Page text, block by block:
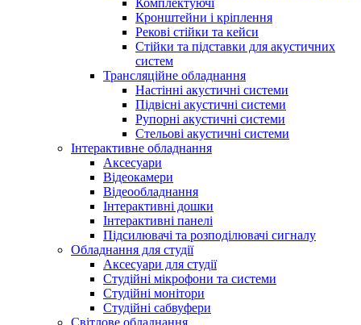
Комплектуючі
Кронштейни і кріплення
Рекові стійки та кейси
Стійки та підставки для акустичних
систем
Трансляційне обладнання
Настінні акустичні системи
Підвісні акустичні системи
Рупорні акустичні системи
Стельові акустичні системи
Інтерактивне обладнання
Аксесуари
Відеокамери
Відеообладнання
Інтерактивні дошки
Інтерактивні панелі
Підсилювачі та розподілювачі сигналу
Обладнання для студії
Аксесуари для студії
Студійні мікрофони та системи
Студійні монітори
Студійні сабвуфери
Світлове обладнання